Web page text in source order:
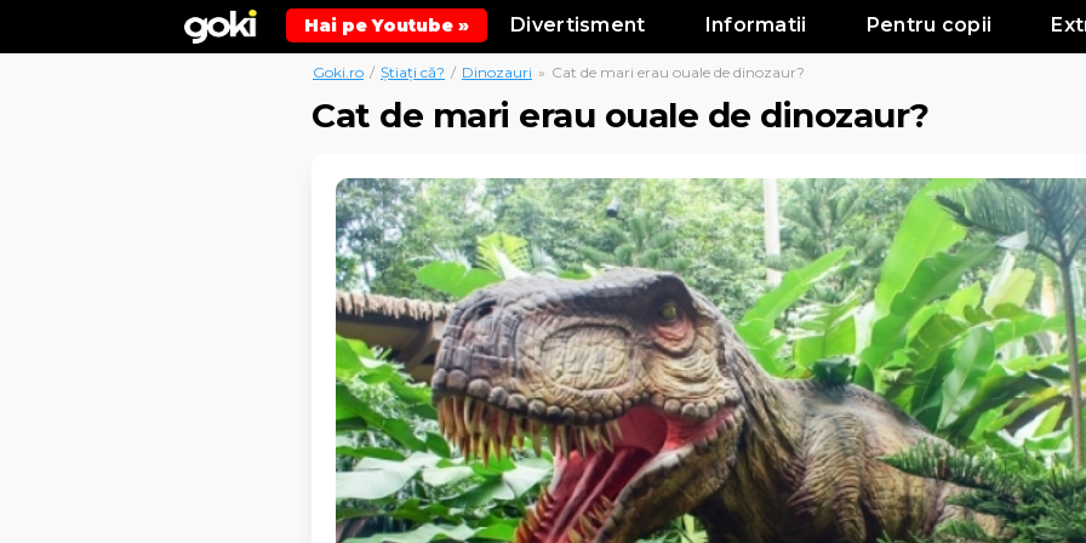
Hai pe Youtube » Divertisment Informatii Pentru copii
Goki.ro / Știați că? / Dinozauri » Cat de mari erau ouale de dinozaur?
Cat de mari erau ouale de dinozaur?